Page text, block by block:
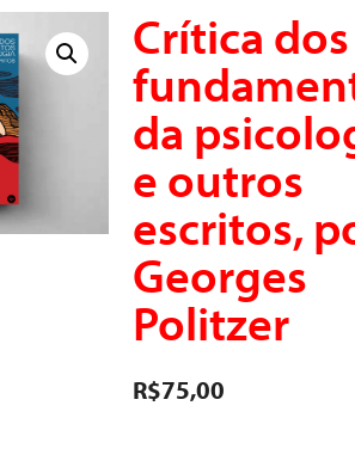
Crítica dos
da
e outros
escritos,
Georges
Politzer
R$75,00